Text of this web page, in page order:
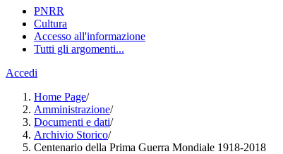
PNRR
Cultura
Accesso all'informazione
Tutti gli argomenti...
Accedi
Home Page/
Amministrazione/
Documenti e dati/
Archivio Storico/
Centenario della Prima Guerra Mondiale 1918-2018